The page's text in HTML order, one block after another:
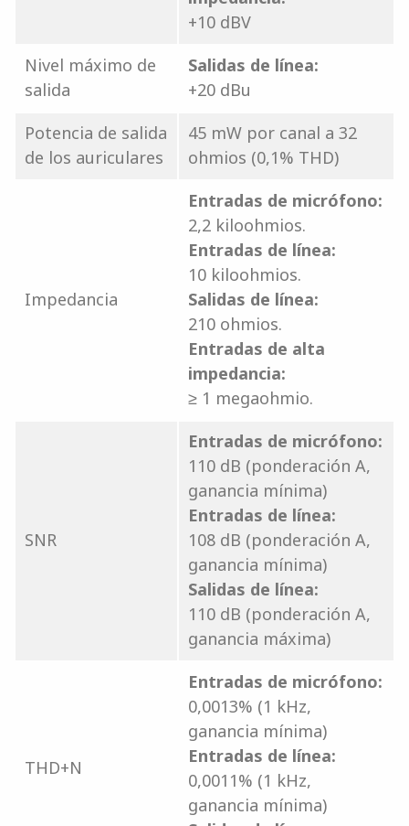
+10 dBV
Nivel máximo de
salida
Salidas de línea:
+20 dBu
Potencia de salida
de los auriculares
45 mW por canal a 32
ohmios (0,1% THD)
Impedancia
Entradas de micrófono:
2,2 kiloohmios.
Entradas de línea:
10 kiloohmios.
Salidas de línea:
210 ohmios.
Entradas de alta
impedancia:
≥ 1 megaohmio.
SNR
Entradas de micrófono:
110 dB (ponderación A,
ganancia mínima)
Entradas de línea:
108 dB (ponderación A,
ganancia mínima)
Salidas de línea:
110 dB (ponderación A,
ganancia máxima)
THD+N
Entradas de micrófono:
0,0013% (1 kHz,
ganancia mínima)
Entradas de línea:
0,0011% (1 kHz,
ganancia mínima)